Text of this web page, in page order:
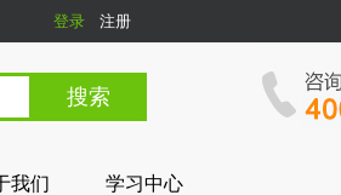
登录 注册
我们 学习中心